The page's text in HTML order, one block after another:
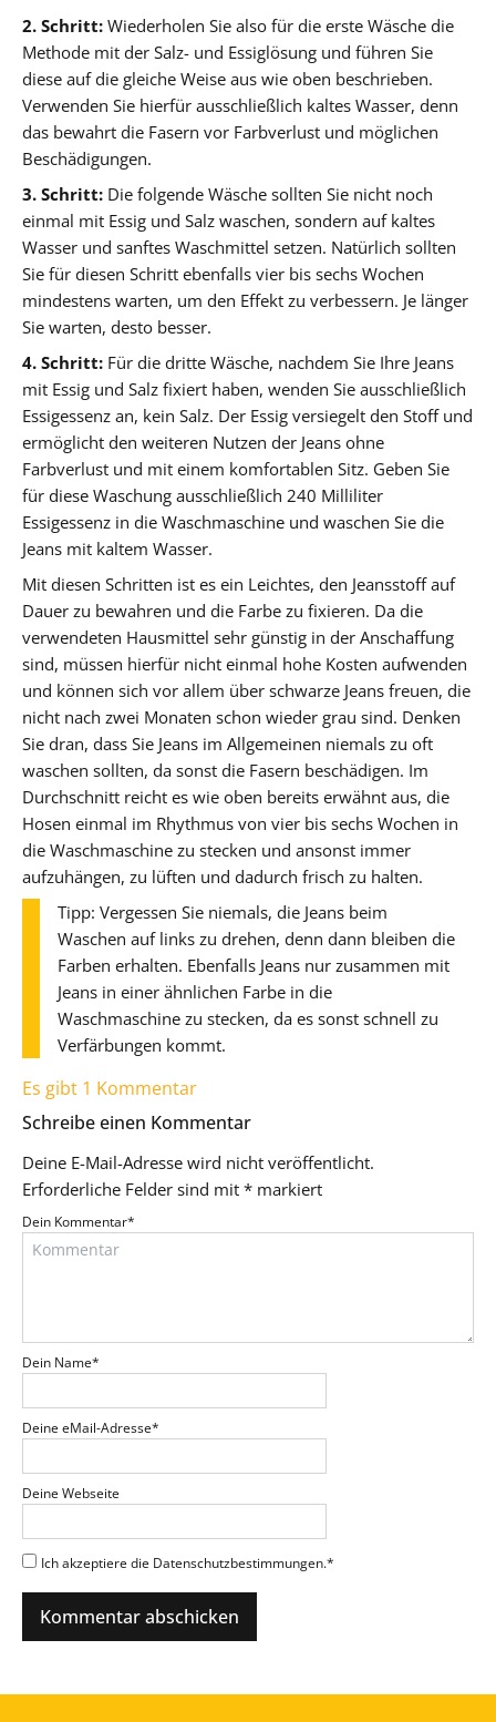
2. Schritt: Wiederholen Sie also für die erste Wäsche die
Methode mit der Salz- und Essiglösung und führen Sie
diese auf die gleiche Weise aus wie oben beschrieben.
Verwenden Sie hierfür ausschließlich kaltes Wasser, denn
das bewahrt die Fasern vor Farbverlust und möglichen
Beschädigungen.
3. Schritt: Die folgende Wäsche sollten Sie nicht noch
einmal mit Essig und Salz waschen, sondern auf kaltes
Wasser und sanftes Waschmittel setzen. Natürlich sollten
Sie für diesen Schritt ebenfalls vier bis sechs Wochen
mindestens warten, um den Effekt zu verbessern. Je länger
Sie warten, desto besser.
4. Schritt: Für die dritte Wäsche, nachdem Sie Ihre Jeans
mit Essig und Salz fixiert haben, wenden Sie ausschließlich
Essigessenz an, kein Salz. Der Essig versiegelt den Stoff und
ermöglicht den weiteren Nutzen der Jeans ohne
Farbverlust und mit einem komfortablen Sitz. Geben Sie
für diese Waschung ausschließlich 240 Milliliter
Essigessenz in die Waschmaschine und waschen Sie die
Jeans mit kaltem Wasser.
Mit diesen Schritten ist es ein Leichtes, den Jeansstoff auf
Dauer zu bewahren und die Farbe zu fixieren. Da die
verwendeten Hausmittel sehr günstig in der Anschaffung
sind, müssen hierfür nicht einmal hohe Kosten aufwenden
und können sich vor allem über schwarze Jeans freuen, die
nicht nach zwei Monaten schon wieder grau sind. Denken
Sie dran, dass Sie Jeans im Allgemeinen niemals zu oft
waschen sollten, da sonst die Fasern beschädigen. Im
Durchschnitt reicht es wie oben bereits erwähnt aus, die
Hosen einmal im Rhythmus von vier bis sechs Wochen in
die Waschmaschine zu stecken und ansonst immer
aufzuhängen, zu lüften und dadurch frisch zu halten.
Tipp: Vergessen Sie niemals, die Jeans beim
Waschen auf links zu drehen, denn dann bleiben die
Farben erhalten. Ebenfalls Jeans nur zusammen mit
Jeans in einer ähnlichen Farbe in die
Waschmaschine zu stecken, da es sonst schnell zu
Verfärbungen kommt.
Es gibt 1 Kommentar
Schreibe einen Kommentar
Deine E-Mail-Adresse wird nicht veröffentlicht.
Erforderliche Felder sind mit * markiert
Dein Kommentar*
Dein Name*
Deine eMail-Adresse*
Deine Webseite
Ich akzeptiere die Datenschutzbestimmungen.*